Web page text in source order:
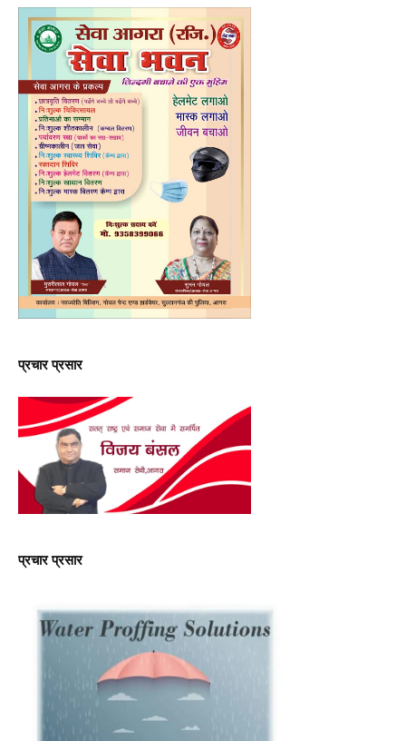
प्रचार प्रसार
प्रचार प्रसार